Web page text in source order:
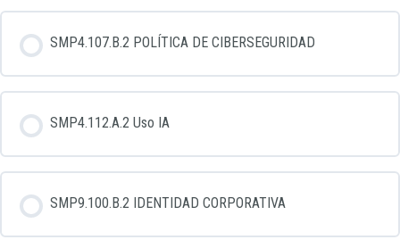
SMP4.107.B.2 POLÍTICA DE CIBERSEGURIDAD
SMP4.112.A.2 Uso IA
SMP9.100.B.2 IDENTIDAD CORPORATIVA